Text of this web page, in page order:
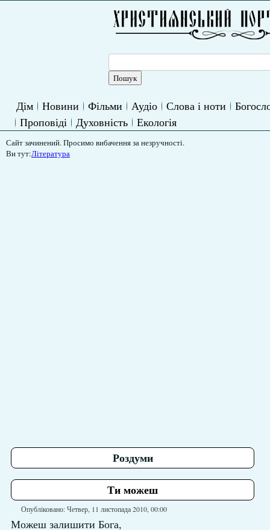
Дім Новини Фільми Аудіо Слова і ноти
Проповіді
Духовність Екологія
Сайт зачинений. Просимо вибачення за незручності.
Ви тут:Література
Роздуми
Ти можеш
Опубліковано: Четвер, 11 листопада 2010, 00:00
Можеш залишити Бога,